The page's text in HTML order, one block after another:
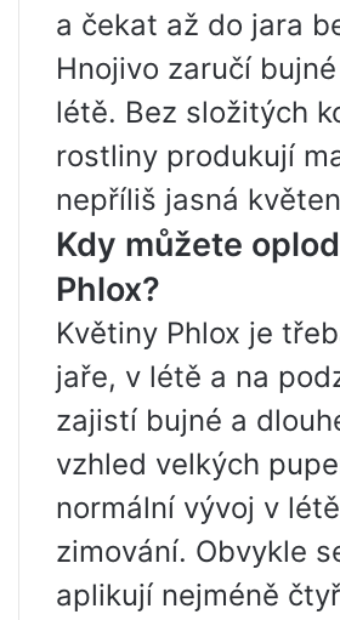
a čekat až do jara
Hnojivo zaručí
létě. Bez složitých
rostliny produkují
nepříliš jasná
Kdy můžete
Phlox?
Květiny Phlox je
jaře, v létě a na
zajistí bujné a
vzhled velkých
normální vývoj v
zimování. Obvykle
aplikují nejméně